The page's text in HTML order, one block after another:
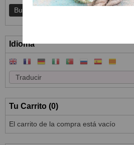
Idioma
Tu Carrito (0)
El carrito de la compra está vacío